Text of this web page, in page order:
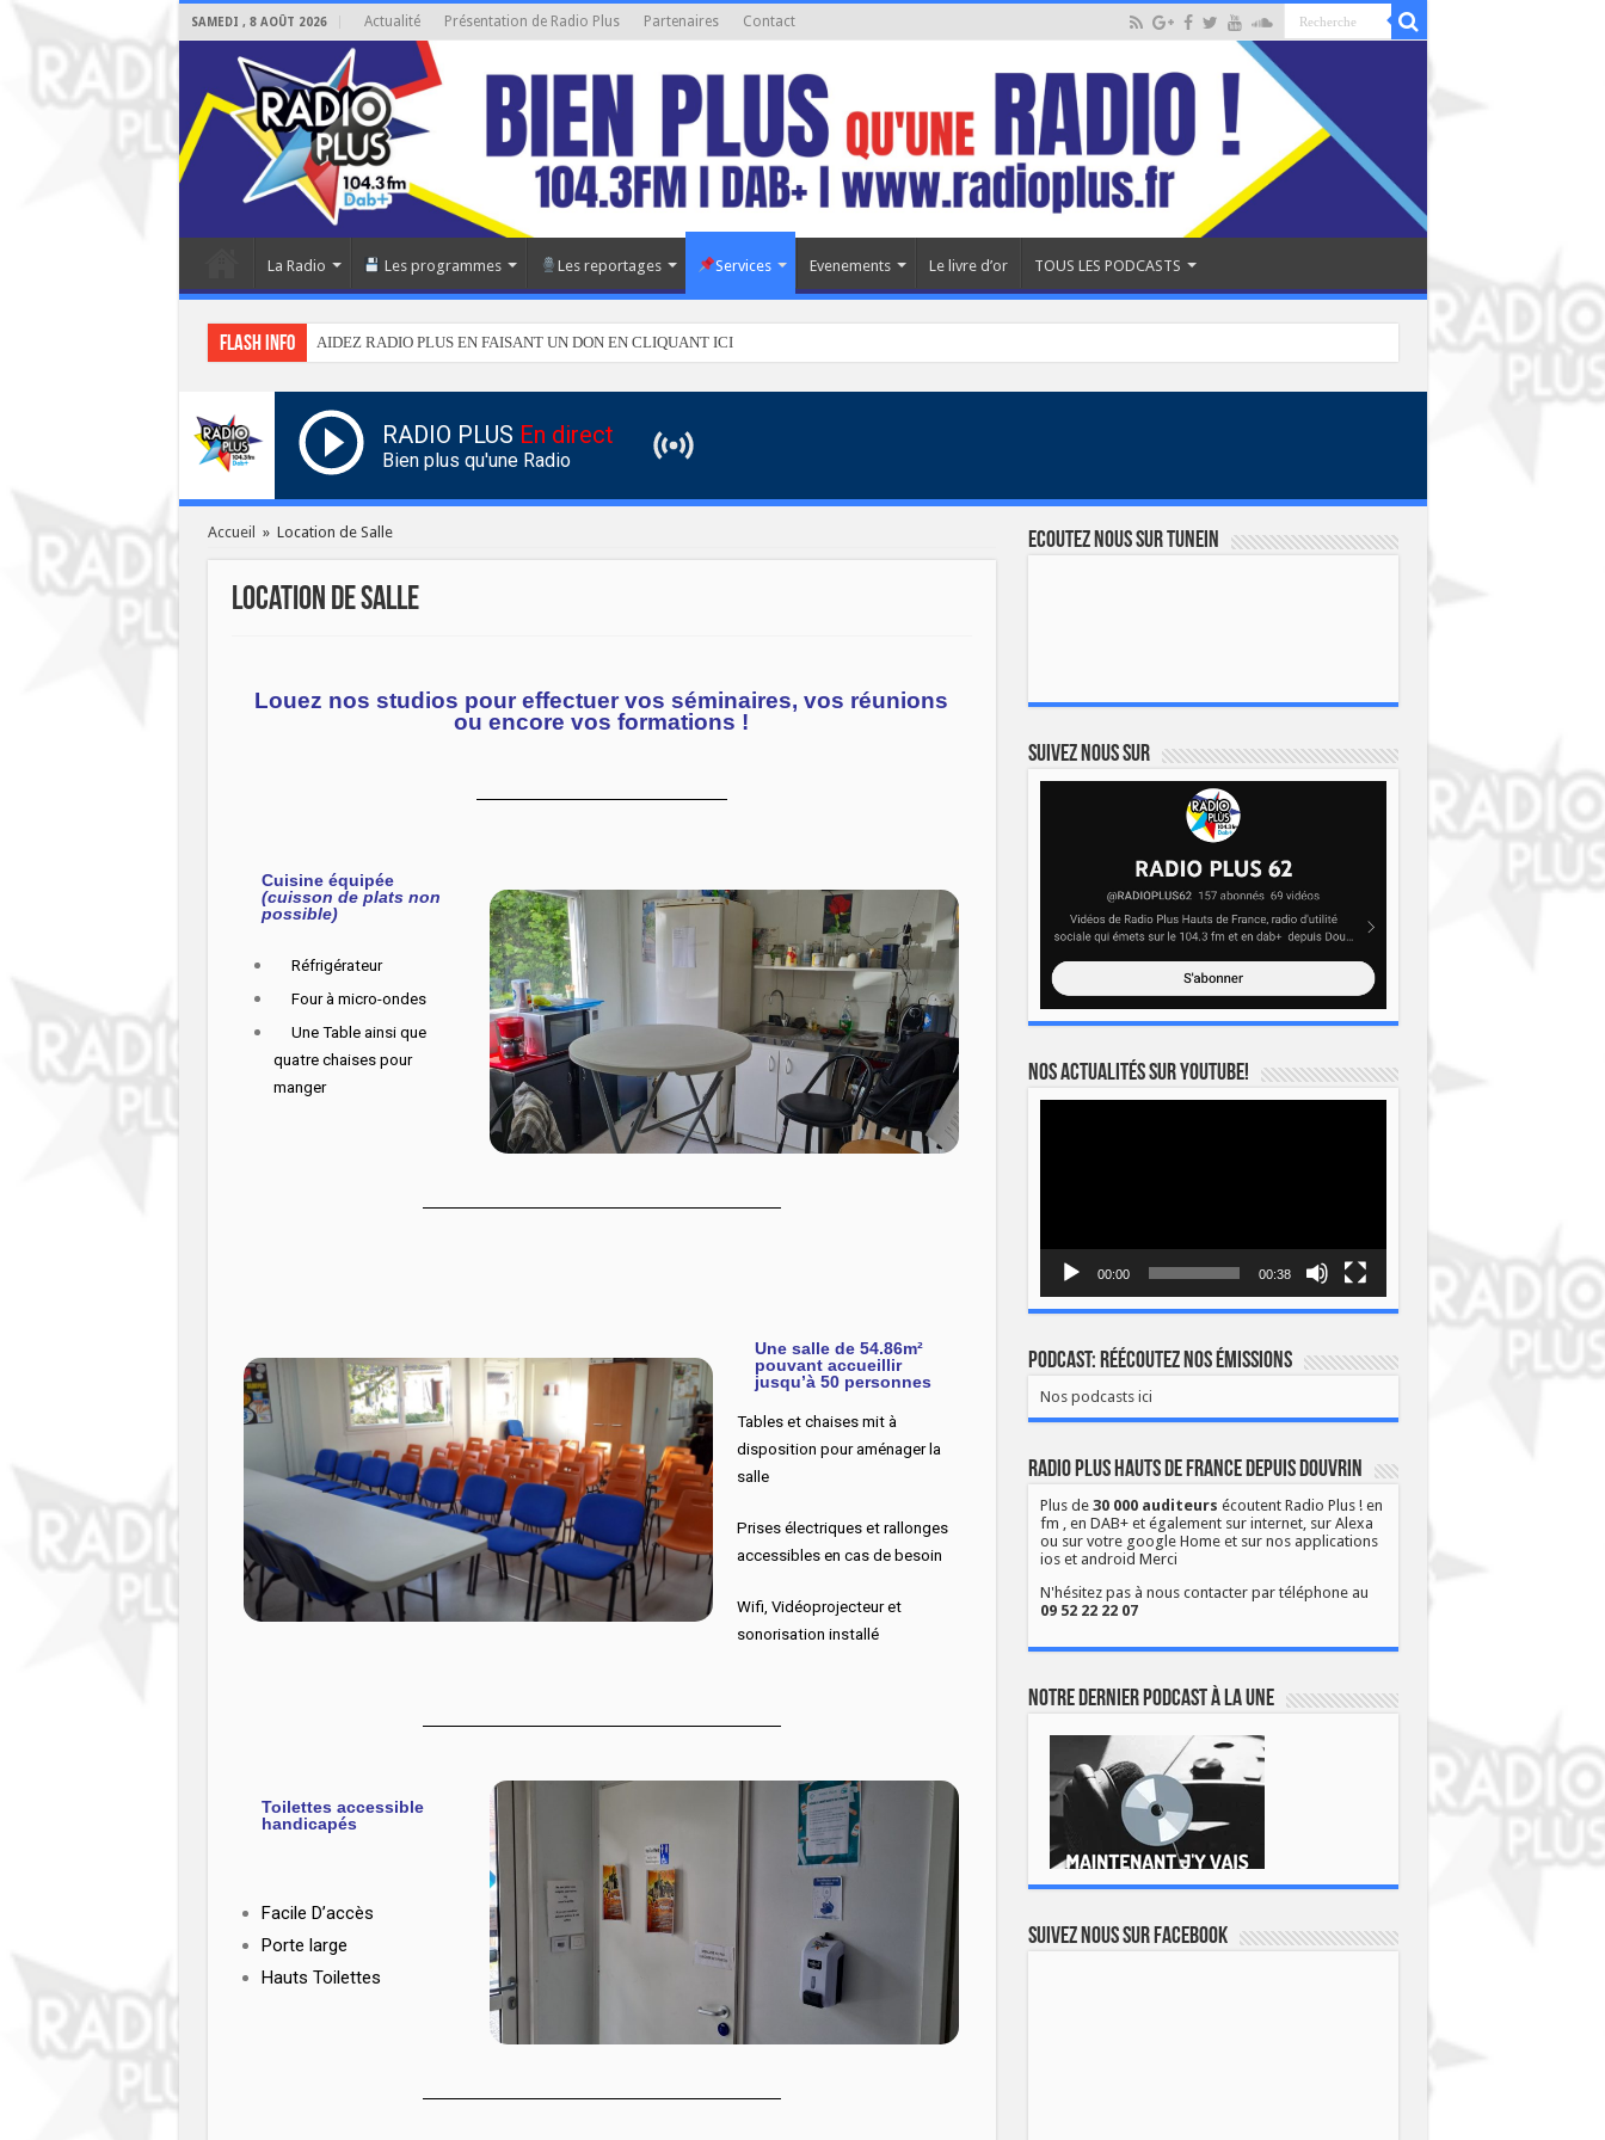
SAMEDI , 8 AOÛT 2026 Actualité Présentation de Radio Plus Partenaires Contact
La Radio Les programmes Les reportages Services Evenements Le livre d’or TOUS LES PODCASTS
Flash info AIDEZ RADIO PLUS EN FAISANT UN DON EN CLIQUANT ICI
RADIO PLUS En direct
Bien plus qu'une Radio
Accueil » Location de Salle
Location de Salle
Louez nos studios pour effectuer vos séminaires, vos réunions
ou encore vos formations !
Cuisine équipée
(cuisson de plats non
possible)
Réfrigérateur
Four à micro-ondes
Une Table ainsi que
quatre chaises pour
manger
Une salle de 54.86m²
pouvant accueillir
jusqu’à 50 personnes
Tables et chaises mit à
disposition pour aménager la
salle
Prises électriques et rallonges
accessibles en cas de besoin
Wifi, Vidéoprojecteur et
sonorisation installé
Toilettes accessible
handicapés
Facile D’accès
Porte large
Hauts Toilettes
Ecoutez nous sur TuneIn
Suivez nous sur
Nos actualités sur YOUTUBE!
00:00 00:38
Podcast: Réécoutez nos émissions
Nos podcasts ici
Radio Plus Hauts de France depuis Douvrin
Plus de 30 000 auditeurs écoutent Radio Plus ! en
fm , en DAB+ et également sur internet, sur Alexa
ou sur votre google Home et sur nos applications
ios et android Merci
N'hésitez pas à nous contacter par téléphone au
09 52 22 22 07
Notre dernier podcast à la une
Suivez nous sur Facebook